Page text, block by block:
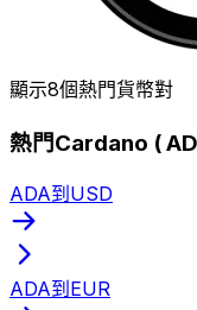
顯示8個熱門貨幣對
熱門Cardano (
ADA到USD
ADA到EUR